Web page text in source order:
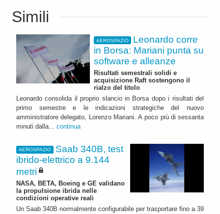
Simili
AEROSPAZIO
Leonardo corre
in Borsa: Mariani punta su
software e alleanze
Risultati semestrali solidi e
acquisizione Raft sostengono il
rialzo del titolo
Leonardo consolida il proprio slancio in Borsa dopo i risultati del
primo semestre e le indicazioni strategiche del nuovo
amministratore delegato, Lorenzo Mariani. A poco più di sessanta
minuti dalla... continua
AEROSPAZIO
Saab 340B, test
ibrido-elettrico a 9.144
metri
NASA, BETA, Boeing e GE validano
la propulsione ibrida nelle
condizioni operative reali
Un Saab 340B normalmente configurabile per trasportare fino a 39